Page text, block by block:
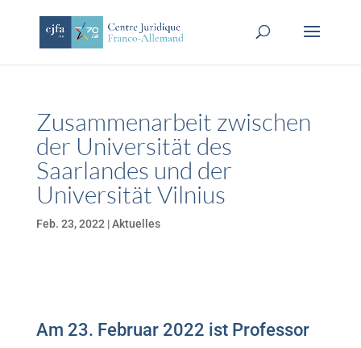
Zusammenarbeit zwischen
der Universität des
Saarlandes und der
Universität Vilnius
Feb. 23, 2022 |Aktuelles
Am 23. Februar 2022 ist Professor